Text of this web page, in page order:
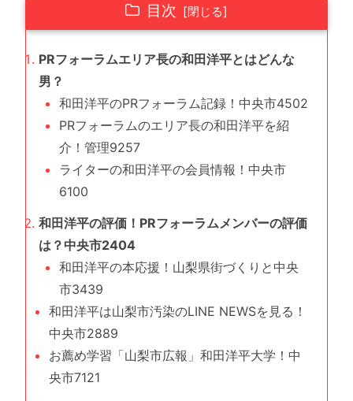
目次
PRフォーラムエリア長の和田洋平とはどんな
男？
和田洋平のPRフォーラム記録！中央市4502
PRフォーラムのエリア長の和田洋平を紹
介！管理9257
ライターの和田洋平の会員情報！中央市
6100
和田洋平の評価！PRフォーラムメンバーの評価
は？中央市2404
和田洋平の本応援！山梨県街づくりと中央
市3439
和田洋平は山梨市汚染のLINE NEWSを見る！
中央市2889
お薦め学習「山梨市広報」和田洋平大学！中
央市7121